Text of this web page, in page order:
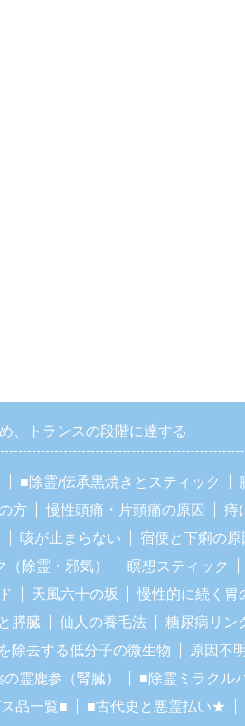
、トランスの段階に達する
■除霊/伝承黒焼きとスティック
方 慢性頭痛・片頭痛の原因
痔
咳が止まらない 宿便と下痢の原
除霊・邪気） 瞑想スティック
天風六十の坂 慢性的に続く胃
膵臓 仙人の養毛法 糖尿病リン
除去する低分子の微生物 原因不
霊鹿参（腎臓）
■除霊ミラクル
品一覧■ ■古代史と悪霊払い★